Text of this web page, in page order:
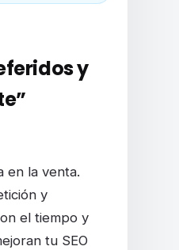
y
en la venta.
y
el tiempo y
tu SEO